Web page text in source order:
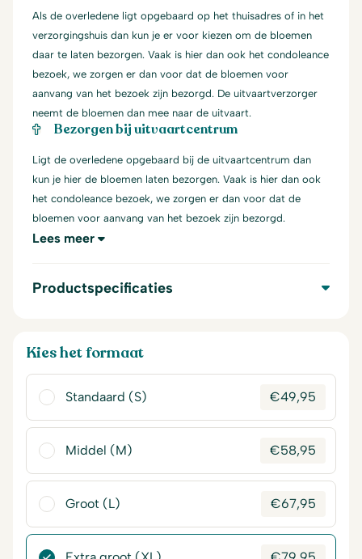
Als de overledene ligt opgebaard op het thuisadres of in het
verzorgingshuis dan kun je er voor kiezen om de bloemen
daar te laten bezorgen. Vaak is hier dan ook het condoleance
bezoek, we zorgen er dan voor dat de bloemen voor
aanvang van het bezoek zijn bezorgd. De uitvaartverzorger
neemt de bloemen dan mee naar de uitvaart.
Bezorgen bij uitvaartcentrum
Ligt de overledene opgebaard bij de uitvaartcentrum dan
kun je hier de bloemen laten bezorgen. Vaak is hier dan ook
het condoleance bezoek, we zorgen er dan voor dat de
bloemen voor aanvang van het bezoek zijn bezorgd.
Lees meer
Productspecificaties
Kies het formaat
Standaard (S) €49,95
Middel (M) €58,95
Groot (L) €67,95